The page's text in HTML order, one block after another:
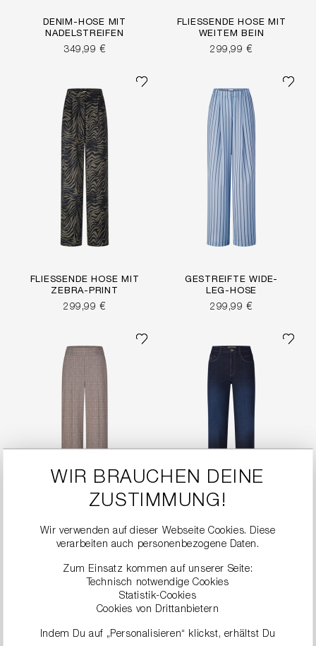
DENIM-HOSE MIT
NADELSTREIFEN
349,99 €
FLIESSENDE HOSE MIT W
EITEM BEIN
299,99 €
FLIESSENDE HOSE MIT Z
EBRA-PRINT
299,99 €
GESTREIFTE WIDE-
LEG-HOSE
299,99 €
KARIERTE HOSE SLIM-FIT JEANS
WIR BRAUCHEN DEINE
ZUSTIMMUNG!
Wir verwenden auf dieser Webseite Cookies. Diese
verarbeiten auch personenbezogene Daten.
Zum Einsatz kommen auf unserer Seite:
Technisch notwendige Cookies
Statistik-Cookies
Cookies von Drittanbietern
Indem Du auf „Personalisieren“ klickst, erhältst Du